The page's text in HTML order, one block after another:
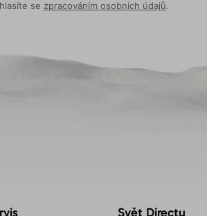
se zpracováním osobních údajů.
Svět Directu